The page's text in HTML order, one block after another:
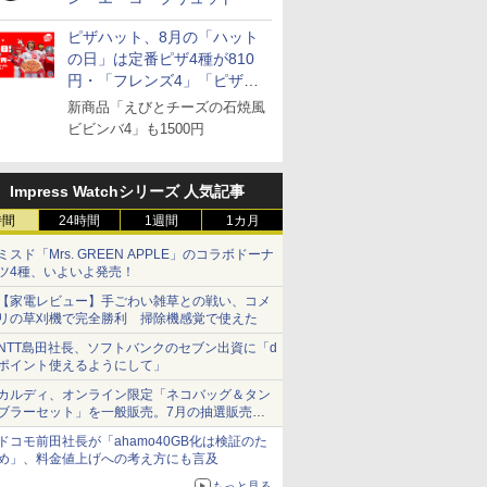
ピザハット、8月の「ハット
の日」は定番ピザ4種が810
円・「フレンズ4」「ピザハ
ット・ベスト4」値下げ
新商品「えびとチーズの石焼風
ビビンバ4」も1500円
Impress Watchシリーズ 人気記事
24時間 1週間 1カ月
スド「Mrs. GREEN APPLE」のコラボドーナ
4種、いよいよ発売！
家電レビュー】手ごわい雑草との戦い、コメ
の草刈機で完全勝利 掃除機感覚で使えた
島田社長、ソフトバンクのセブン出資に「d
イント使えるようにして」
ルディ、オンライン限定「ネコバッグ＆タン
ラーセット」を一般販売。7月の抽選販売の
選無効分
コモ前田社長が「ahamo40GB化は検証のた
」、料金値上げへの考え方にも言及